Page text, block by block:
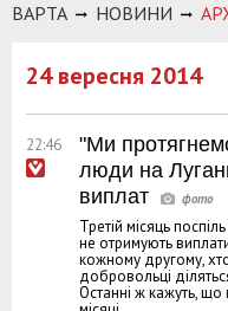
ВАРТА НОВИНИ
24 вересня 2014
22:46
"Ми
люди на
виплат
Третій місяць
не отримують
кожному другому, хто
добровольці
Останні ж кажуть,